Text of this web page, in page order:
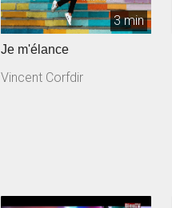
3 min
Je m'élance
Vincent Corfdir